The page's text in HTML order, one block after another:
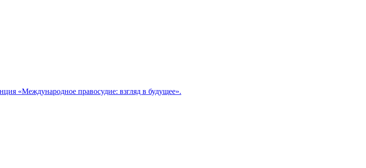
«Международное правосудие: взгляд в будущее».